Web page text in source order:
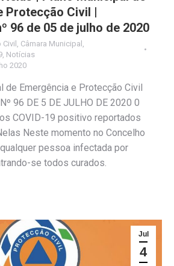
Protecção Civil |
96 de 05 de julho de 2020
, Câmara Municipal ,
, Notícias
2020
de Emergência e Protecção Civil
96 DE 5 DE JULHO DE 2020 0
COVID-19 positivo reportados
Neste momento no Concelho
pessoa infectada por
se todos curados.
Jul
4